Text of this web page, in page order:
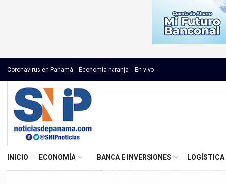
Coronavirus en Panamá Economía naranja En vivo
INICIO ECONOMÍA BANCA E INVERSIONES LOGÍSTICA